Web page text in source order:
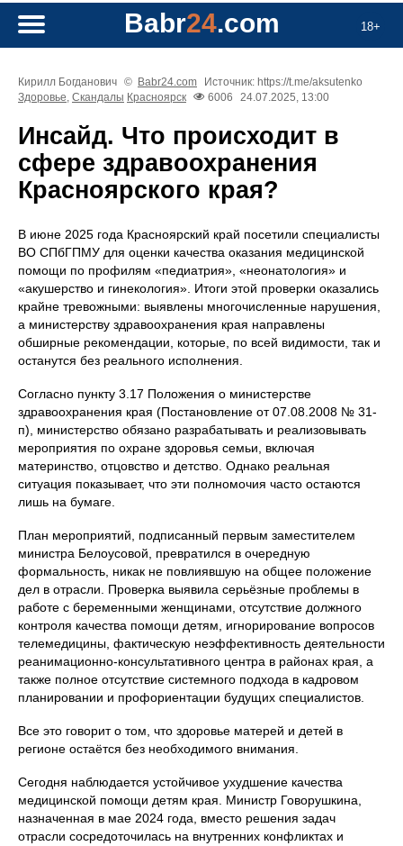
18+
Babr24.com
Кирилл Богданович © Babr24.com
Источник: https://t.me/aksutenko
Здоровье, Скандалы Красноярск 6006 24.07.2025, 13:00
Инсайд. Что происходит в
сфере здравоохранения
Красноярского края?
В июне 2025 года Красноярский край посетили специалисты
ВО СПбГПМУ для оценки качества оказания медицинской
помощи по профилям «педиатрия», «неонатология» и
«акушерство и гинекология». Итоги этой проверки оказались
крайне тревожными: выявлены многочисленные нарушения,
а министерству здравоохранения края направлены
обширные рекомендации, которые, по всей видимости, так и
останутся без реального исполнения.
Согласно пункту 3.17 Положения о министерстве
здравоохранения края (Постановление от 07.08.2008 № 31-
п), министерство обязано разрабатывать и реализовывать
мероприятия по охране здоровья семьи, включая
материнство, отцовство и детство. Однако реальная
ситуация показывает, что эти полномочия часто остаются
лишь на бумаге.
План мероприятий, подписанный первым заместителем
министра Белоусовой, превратился в очередную
формальность, никак не повлиявшую на общее положение
дел в отрасли. Проверка выявила серьёзные проблемы в
работе с беременными женщинами, отсутствие должного
контроля качества помощи детям, игнорирование вопросов
телемедицины, фактическую неэффективность деятельности
реанимационно-консультативного центра в районах края, а
также полное отсутствие системного подхода в кадровом
планировании и профориентации будущих специалистов.
Все это говорит о том, что здоровье матерей и детей в
регионе остаётся без необходимого внимания.
Сегодня наблюдается устойчивое ухудшение качества
медицинской помощи детям края. Министр Говорушкина,
назначенная в мае 2024 года, вместо решения задач
отрасли сосредоточилась на внутренних конфликтах и